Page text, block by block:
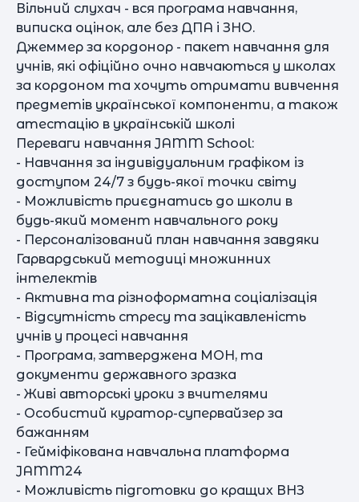
Вільний слухач - вся програма навчання,
виписка оцінок, але без ДПА і ЗНО.
Джеммер за кордонор - пакет навчання для
учнів, які офіційно очно навчаються у школах
за кордоном та хочуть отримати вивчення
предметів української компоненти, а також
атестацію в українській школі
Переваги навчання JAMM School:
- Навчання за індивідуальним графіком із
доступом 24/7 з будь-якої точки світу
- Можливість приєднатись до школи в
будь⁠-⁠який момент навчального року
- Персоналізований план навчання завдяки
Гарвардський методиці множинних
інтелектів
- Активна та різноформатна соціалізація
- Відсутність стресу та зацікавленість
учнів у процесі навчання
- Програма, затверджена МОН, та
документи державного зразка
- Живі авторські уроки з вчителями
- Особистий куратор-супервайзер за
бажанням
- Гейміфікована навчальна платформа
JAMM24
- Можливість підготовки до кращих ВНЗ